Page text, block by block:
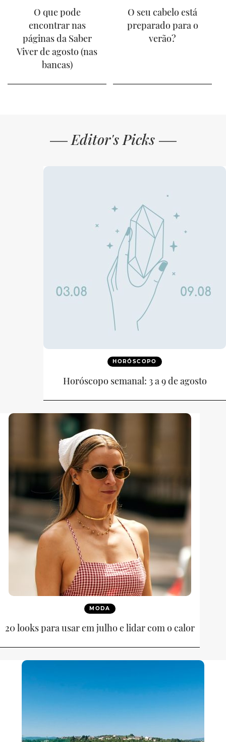
O que pode
encontrar nas
páginas da Saber
Viver de agosto (nas
bancas)
O seu cabelo está
preparado para o
verão?
Editor's Picks
HORÓSCOPO
Horóscopo semanal: 3 a 9 de agosto
MODA
20 looks para usar em julho e lidar com o calor